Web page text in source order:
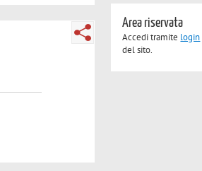
Area riservata
Accedi tramite login
del sito.